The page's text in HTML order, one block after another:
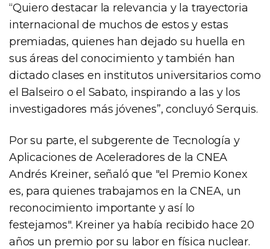
“Quiero destacar la relevancia y la trayectoria
internacional de muchos de estos y estas
premiadas, quienes han dejado su huella en
sus áreas del conocimiento y también han
dictado clases en institutos universitarios como
el Balseiro o el Sabato, inspirando a las y los
investigadores más jóvenes”, concluyó Serquis.
Por su parte, el subgerente de Tecnología y
Aplicaciones de Aceleradores de la CNEA
Andrés Kreiner, señaló que "el Premio Konex
es, para quienes trabajamos en la CNEA, un
reconocimiento importante y así lo
festejamos". Kreiner ya había recibido hace 20
años un premio por su labor en física nuclear.